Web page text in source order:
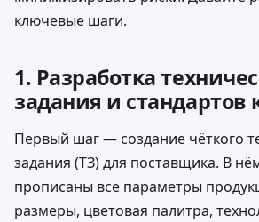
ключевые шаги.
1. Разработка
задания и стандартов
Первый шаг — создание чёткого
задания (ТЗ) для поставщика. В
прописаны все параметры
размеры, цветовая палитра,